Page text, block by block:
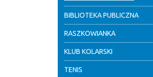
BIBLIOTEKA PUBLICZNA
RASZKOWIANKA
KLUB KOLARSKI
TENIS